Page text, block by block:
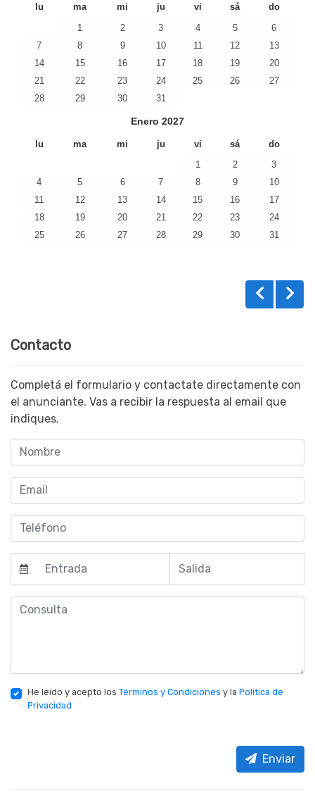
lu ma mi ju vi sá do
1 2 3 4 5
6
7
8 9 10 11 12
13
14
15 16 17 18 19
20
21
22 23 24 25 26
27
28
29 30 31
Enero 2027
lu ma mi ju vi sá do
1 2
3
4
5 6 7 8 9
10
11
12 13 14 15 16
17
18
19 20 21 22 23
24
25
26 27 28 29 30 31
Contacto
Completá el formulario y contactate directamente con
el anunciante. Vas a recibir la respuesta al email que
indiques.
He leído y acepto los Términos y Condiciones y la Política de
Privacidad
Enviar